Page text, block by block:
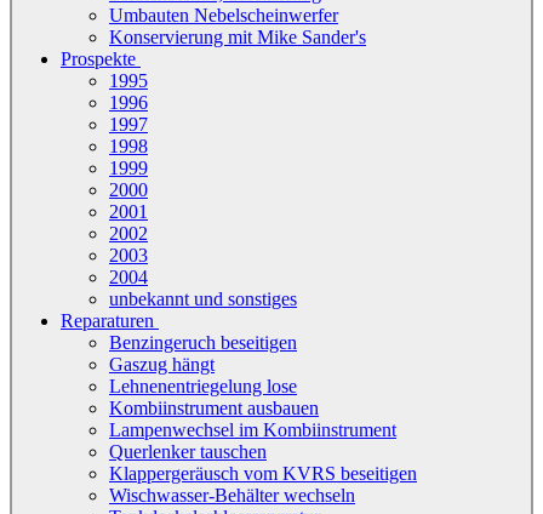
Umbauten Nebelscheinwerfer
Konservierung mit Mike Sander's
Prospekte
1995
1996
1997
1998
1999
2000
2001
2002
2003
2004
unbekannt und sonstiges
Reparaturen
Benzingeruch beseitigen
Gaszug hängt
Lehnenentriegelung lose
Kombiinstrument ausbauen
Lampenwechsel im Kombiinstrument
Querlenker tauschen
Klappergeräusch vom KVRS beseitigen
Wischwasser-Behälter wechseln